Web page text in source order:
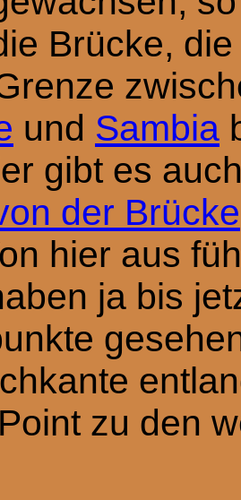
Brücke, die
und Sambia
gibt es
der Brücke
hier aus
ja bis
zu den